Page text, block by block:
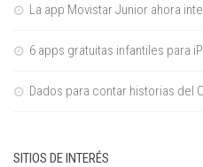
La app Movistar Junior ahora
6 apps gratuitas infantiles para
Dados para contar historias del
SITIOS DE INTERÉS